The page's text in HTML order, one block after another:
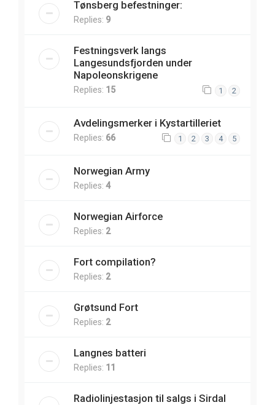
Tønsberg befestninger:
Replies: 9
Festningsverk langs
Langesundsfjorden under
Napoleonskrigene
Replies: 15 1 2
Avdelingsmerker i Kystartilleriet
Replies: 66 1 2 3 4 5
Norwegian Army
Replies: 4
Norwegian Airforce
Replies: 2
Fort compilation?
Replies: 2
Grøtsund Fort
Replies: 2
Langnes batteri
Replies: 11
Radiolinjestasjon til salgs i Sirdal